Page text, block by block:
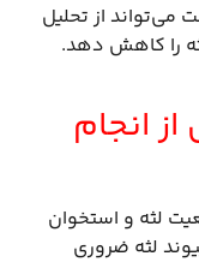
می‌تواند از تحلیل
را کاهش دهد.
انجام
لثه و استخوان
لثه ضروری